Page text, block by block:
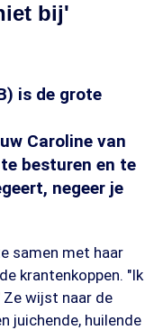
bij'
is de grote
Caroline van
besturen en te
negeer je
samen met haar
krantenkoppen. "Ik
wijst naar de
juichende, huilende